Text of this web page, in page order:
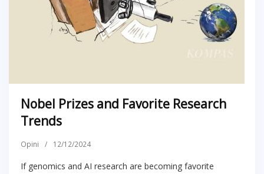
Nobel Prizes and Favorite Research
Trends
Opini / 12/12/2024
If genomics and AI research are becoming favorite